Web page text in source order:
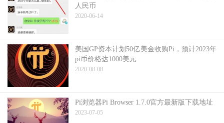
人民币
2020-06-14
美国GP资本计划50亿美金收购Pi，预计2023年
pi币价格达1000美元
2020-08-08
Pi浏览器Pi Browser 1.7.0官方最新版下载地址
2023-07-05